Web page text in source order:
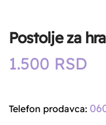
Postolje za
1.500 RSD
Telefon prodavca: